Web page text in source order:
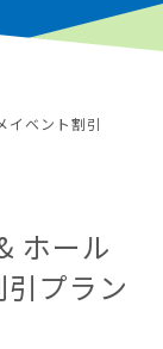
イベント割引
ホール
プラン